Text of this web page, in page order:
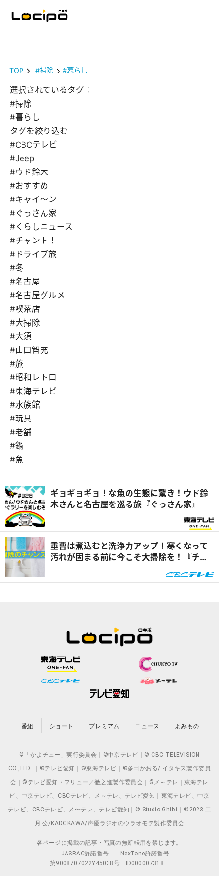
TOP #掃除 #暮らし
選択されているタグ：
#掃除
#暮らし
タグを絞り込む
#CBCテレビ
#Jeep
#ウド鈴木
#おすすめ
#キャイ～ン
#ぐっさん家
#くらしニュース
#チャント！
#ドライブ旅
#冬
#名古屋
#名古屋グルメ
#喫茶店
#大掃除
#大須
#山口智充
#旅
#昭和レトロ
#東海テレビ
#水族館
#玩具
#老舗
#鍋
#魚
ギョギョギョ！な魚の生態に驚き！ウド鈴
木さんと名古屋を巡る旅『ぐっさん家』
重曹は煮込むと洗浄力アップ！寒くなって
汚れが固まる前に今こそ大掃除を！『チャ
番組 ショート プレミアム ニュース よみもの
©「かよチュー」実行委員会｜©中京テレビ｜© CBC TELEVISION
CO.,LTD. ｜©テレビ愛知｜©東海テレビ｜©多田かおる/ イタキス製作委員
会｜©テレビ愛知・フリュー／徹之進製作委員会｜©メ～テレ｜東海テレ
ビ、中京テレビ、CBCテレビ、メ～テレ、テレビ愛知｜東海テレビ、中京
テレビ、CBCテレビ、メ〜テレ、テレビ愛知｜© Studio Ghibli｜©2023 二
月 公/KADOKAWA/声優ラジオのウラオモテ製作委員会
各ページに掲載の記事・写真の無断転用を禁じます。
JASRAC許諾番号
NexTone許諾番号
第9008707022Y45038号
ID000007318